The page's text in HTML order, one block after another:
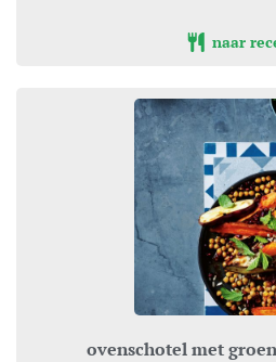
naar
ovenschotel met